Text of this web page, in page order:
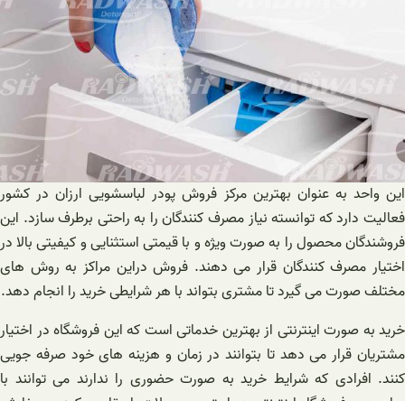
این واحد به عنوان بهترین مرکز فروش پودر لباسشویی ارزان در کشور
فعالیت دارد که توانسته نیاز مصرف کنندگان را به راحتی برطرف سازد. این
فروشندگان محصول را به صورت ویژه و با قیمتی استثنایی و کیفیتی بالا در
اختیار مصرف کنندگان قرار می دهند. فروش دراین مراکز به روش های
مختلف صورت می گیرد تا مشتری بتواند با هر شرایطی خرید را انجام دهد.
خرید به صورت اینترنتی از بهترین خدماتی است که این فروشگاه در اختیار
مشتریان قرار می دهد تا بتوانند در زمان و هزینه های خود صرفه جویی
کنند. افرادی که شرایط خرید به صورت حضوری را ندارند می توانند با